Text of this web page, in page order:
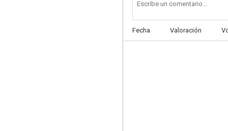
Fecha Valoración